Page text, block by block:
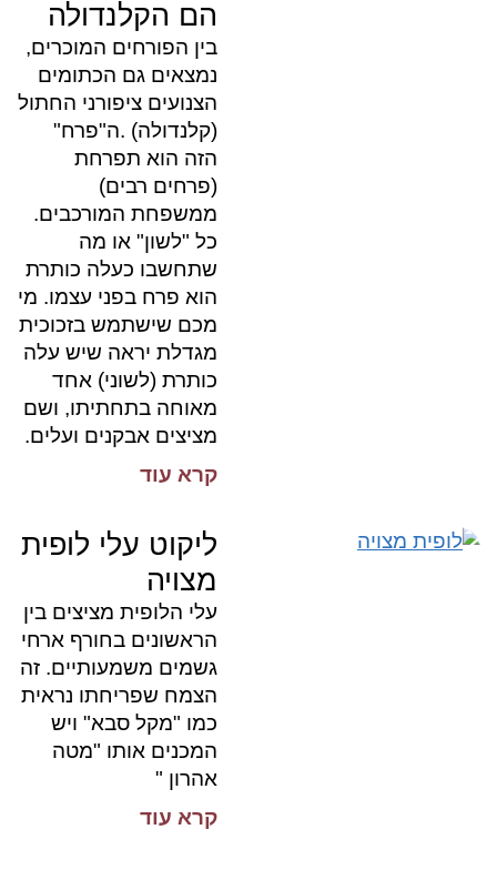
הם הקלנדולה
בין הפורחים המוכרים,
נמצאים גם הכתומים
הצנועים ציפורני החתול
(קלנדולה) .ה"פרח"
הזה הוא תפרחת
(פרחים רבים)
ממשפחת המורכבים.
כל "לשון" או מה
שתחשבו כעלה כותרת
הוא פרח בפני עצמו. מי
מכם שישתמש בזכוכית
מגדלת יראה שיש עלה
כותרת (לשוני) אחד
מאוחה בתחתיתו, ושם
מציצים אבקנים ועלים.
קרא עוד
ליקוט עלי לופית
מצויה
עלי הלופית מציצים בין
הראשונים בחורף ארחי
גשמים משמעותיים. זה
הצמח שפריחתו נראית
כמו "מקל סבא" ויש
המכנים אותו "מטה
אהרון "
קרא עוד